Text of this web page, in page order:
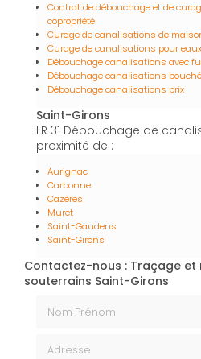
Contrat de débouchage et de
copropriété
Curage de canalisations de
Curage de canalisations pour
Débouchage canalisations avec
Débouchage canalisations
Débouchage canalisations prix
Saint-Girons
LR 31 Débouchage de
proximité de :
Aurignac
Carbonne
Cazères
Muret
Saint-Gaudens
Saint-Girons
Contactez-nous : Traçage et
souterrains Saint-Girons